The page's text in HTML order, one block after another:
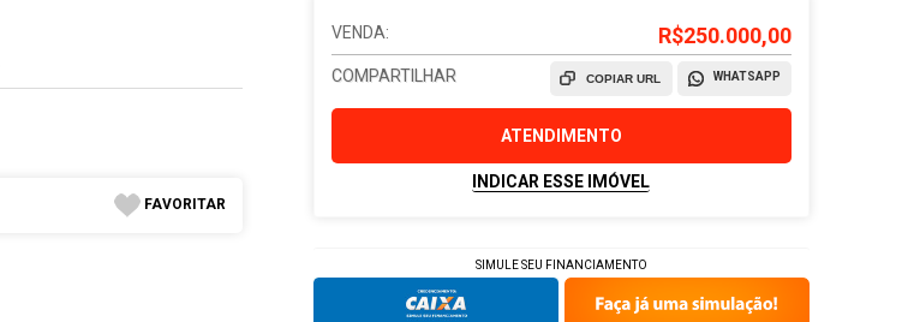
FAVORITAR
VENDA: R$250.000,00
COMPARTILHAR WHATSAPP
COPIAR URL
ATENDIMENTO
INDICAR ESSE IMÓVEL
SIMULE SEU FINANCIAMENTO